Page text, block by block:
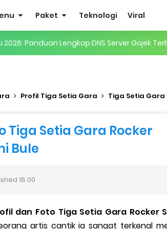
Paket Teknologi Viral
Cara Kerja, Manfaat, Contoh
Grabcar Terbaru
Diterima
Profil Tiga Setia Gara Tiga Setia Gara
Tiga Setia Gara Rocker
Bule
18.00
dan Foto Tiga Setia Gara Rocker
artis cantik ia sangat terkenal